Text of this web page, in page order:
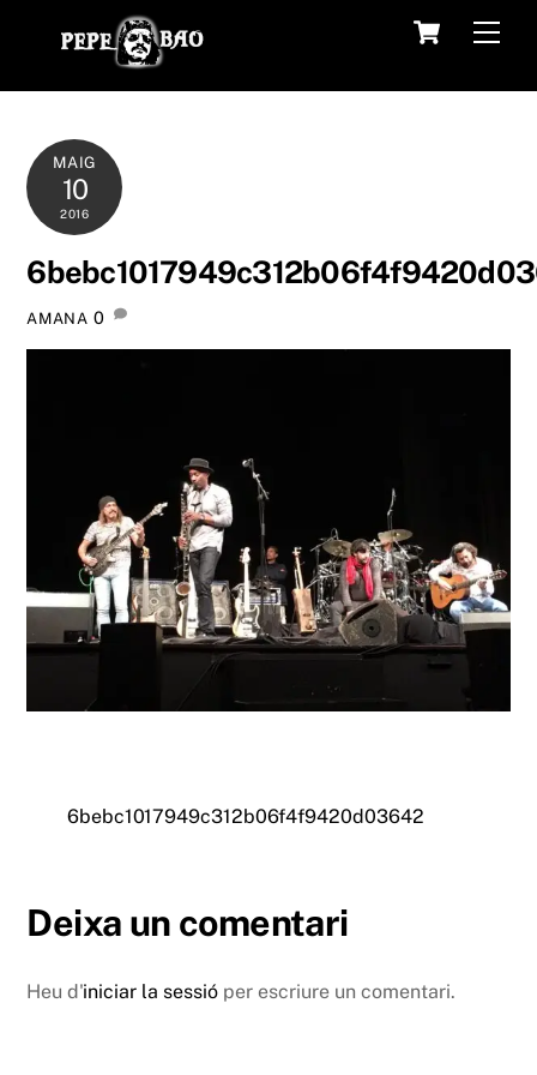
Cart
MAIG
10
2016
AMANA 0
6bebc1017949c312b06f4f9420d03642
Deixa un comentari
Heu d'iniciar la sessió per escriure un comentari.